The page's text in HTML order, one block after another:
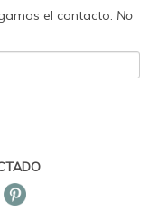
el contacto. No